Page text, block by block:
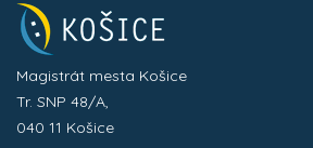
Magistrát mesta Košice
Tr. SNP 48/A,
040 11 Košice